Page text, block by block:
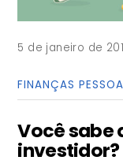
5 de janeiro de
FINANÇAS
Você sabe
investidor?